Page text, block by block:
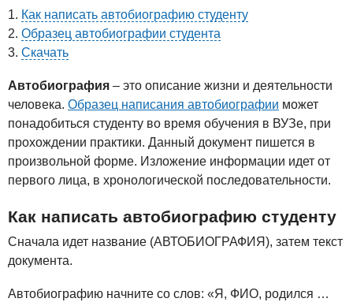
Как написать автобиографию студенту
Образец автобиографии студента
Скачать
Автобиография – это описание жизни и деятельности
человека. Образец написания автобиографии может
понадобиться студенту во время обучения в ВУЗе, при
прохождении практики. Данный документ пишется в
произвольной форме. Изложение информации идет от
первого лица, в хронологической последовательности.
Как написать автобиографию студенту
Сначала идет название (АВТОБИОГРАФИЯ), затем текст
документа.
Автобиографию начните со слов: «Я, ФИО, родился …